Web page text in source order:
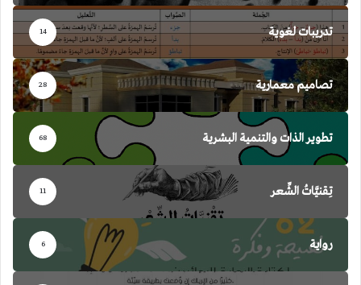
تدريبات لغوية 14
تصاميم معمارية 28
تطوير الذات والتنمية البشرية 68
تِقنيَّاتُ الشِّعر 11
رواية 6